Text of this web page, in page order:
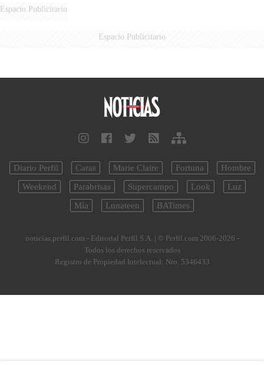
Espacio Publicitario
Espacio Publicitario
Diario Perfil Caras Marie Claire Fortuna
Hombre
Weekend
Parabrisas Supercampo Look
Luz
Mía
Lunateen BATimes
noticias.perfil.com - Editorial Perfil S.A. | © Perfil.com 2006-2026 -
Todos los derechos reservados
Registro de Propiedad Intelectual: Nro. 5346433